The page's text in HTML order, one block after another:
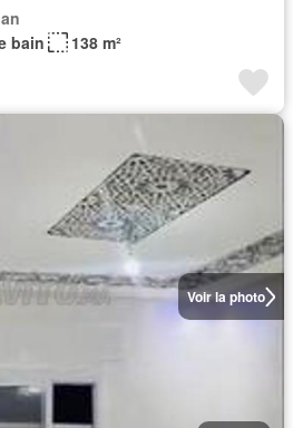
bain 138 m²
Voir la photo